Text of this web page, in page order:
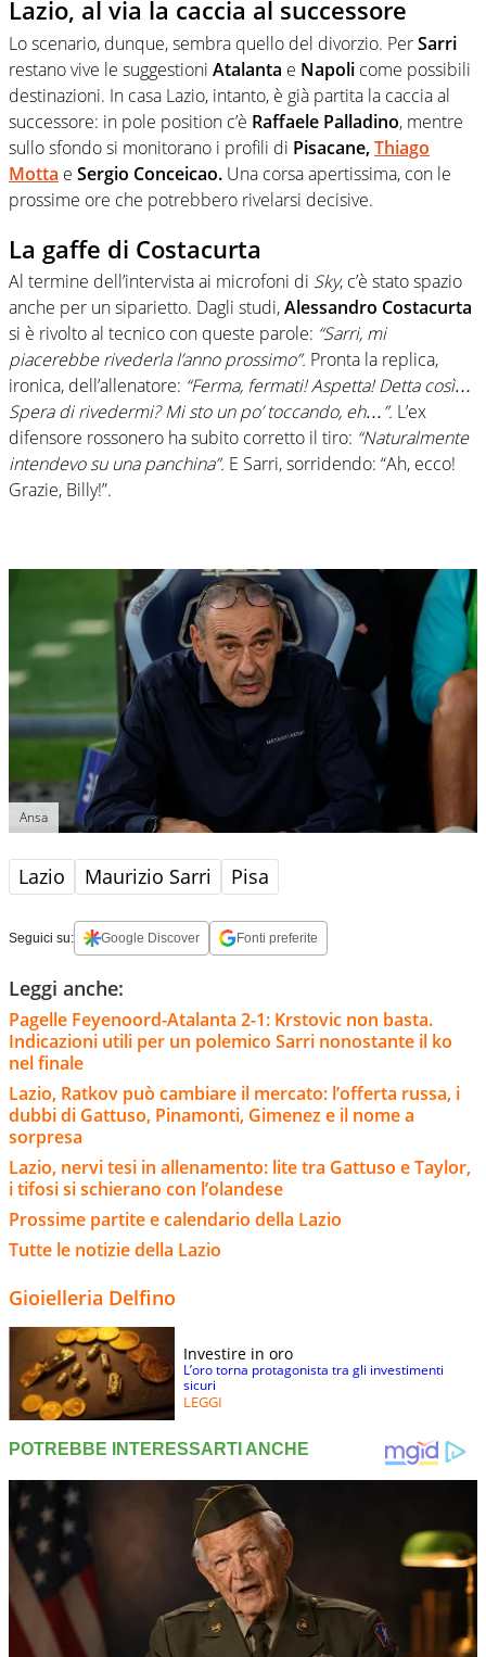
Lazio, al via la caccia al successore
Lo scenario, dunque, sembra quello del divorzio. PerSarri
restano vive le suggestioni Atalanta e Napoli come possibili
destinazioni. In casa Lazio, intanto, è già partita la caccia al
successore: in pole position c’è Raffaele Palladino, mentre
sullo sfondo si monitorano i profili di Pisacane,Thiago
Motta e Sergio Conceicao. Una corsa apertissima, con le
prossime ore che potrebbero rivelarsi decisive.
La gaffe di Costacurta
Al termine dell’intervista ai microfoni di Sky, c’è stato spazio
anche per un siparietto. Dagli studi,Alessandro Costacurta
si è rivolto al tecnico con queste parole: “Sarri, mi
piacerebbe rivederla l’anno prossimo”. Pronta la replica,
ironica, dell’allenatore: “Ferma, fermati! Aspetta! Detta così…
Spera di rivedermi? Mi sto un po’ toccando, eh…”. L’ex
difensore rossonero ha subito corretto il tiro: “Naturalmente
intendevo su una panchina”. E Sarri, sorridendo: “Ah, ecco!
Grazie, Billy!”.
Ansa
Lazio Maurizio Sarri Pisa
Seguici su: Google Discover Fonti preferite
Leggi anche:
Pagelle Feyenoord-Atalanta 2-1: Krstovic non basta.
Indicazioni utili per un polemico Sarri nonostante il ko
nel finale
Lazio, Ratkov può cambiare il mercato: l’offerta russa, i
dubbi di Gattuso, Pinamonti, Gimenez e il nome a
sorpresa
Lazio, nervi tesi in allenamento: lite tra Gattuso e Taylor,
i tifosi si schierano con l’olandese
Prossime partite e calendario della Lazio
Tutte le notizie della Lazio
Gioielleria Delfino
Investire in oro
L’oro torna protagonista tra gli investimenti
sicuri
LEGGI